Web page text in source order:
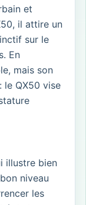
et
il attire un
sur le
En
mais son
le QX50 vise
illustre bien
niveau
les